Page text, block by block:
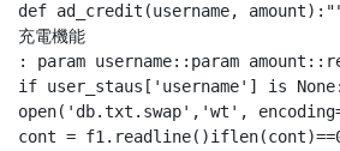
def ad_credit(username,
充電機能
: param username::param
if user_staus['username'] is
open('db.txt.swap','wt',
cont =